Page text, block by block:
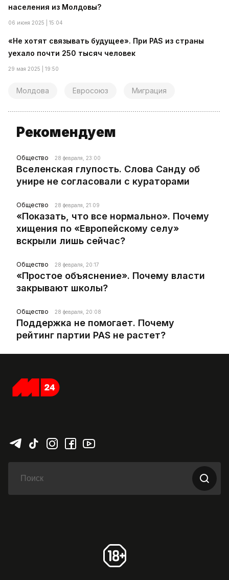
населения из Молдовы?
06 июня 2025 | 15:04
«Не хотят связывать будущее». При PAS из страны
уехало почти 250 тысяч человек
29 мая 2025 | 19:50
Молдова Евросоюз Миграция
Рекомендуем
Общество 28 февраля, 23:00
Вселенская глупость. Слова Санду об
унире не согласовали с кураторами
Общество 28 февраля, 21:09
«Показать, что все нормально». Почему
хищения по «Европейскому селу»
вскрыли лишь сейчас?
Общество 28 февраля, 20:17
«Простое объяснение». Почему власти
закрывают школы?
Общество 28 февраля, 20:08
Поддержка не помогает. Почему
рейтинг партии PAS не растет?